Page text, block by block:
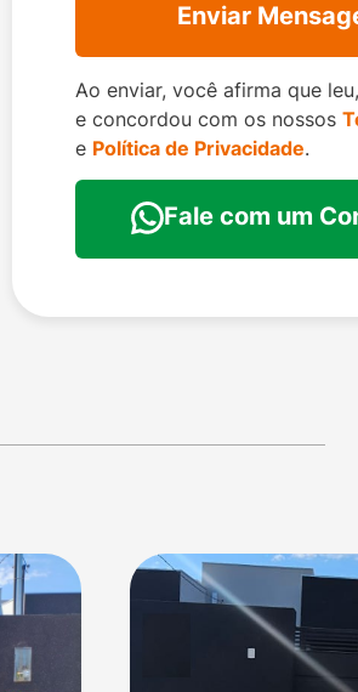
Enviar
Ao enviar, você afirma que
e concordou com os nossos
e Política de Privacidade.
Fale com um